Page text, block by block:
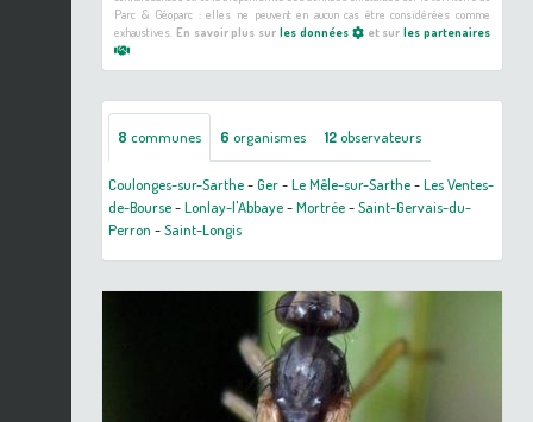
Parc & Géoparc : elles ne peuvent en aucun cas être considérées comme
exhaustives. En savoir plus sur les données et surles partenaires
8 communes 6 organismes 12observateurs
Coulonges-sur-Sarthe-Ger-Le Mêle-sur-Sarthe-Les Ventes-
de-Bourse-Lonlay-l'Abbaye-Mortrée-Saint-Gervais-du-
Perron -Saint-Longis